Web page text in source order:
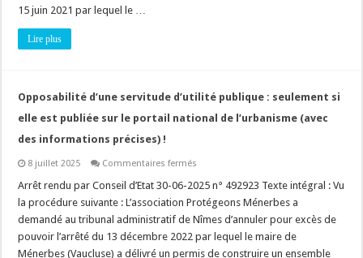
15 juin 2021 par lequel le …
Lire plus
Opposabilité d’une servitude d’utilité publique : seulement si
elle est publiée sur le portail national de l’urbanisme (avec
des informations précises) !
8 juillet 2025 Commentaires fermés
d’une
d’utilité
publique
:
seulement
si
Arrêt rendu par Conseil d’Etat 30-06-2025 n° 492923 Texte intégral : Vu
la procédure suivante : L’association Protégeons Ménerbes a
demandé au tribunal administratif de Nîmes d’annuler pour excès de
pouvoir l’arrêté du 13 décembre 2022 par lequel le maire de
Ménerbes (Vaucluse) a délivré un permis de construire un ensemble